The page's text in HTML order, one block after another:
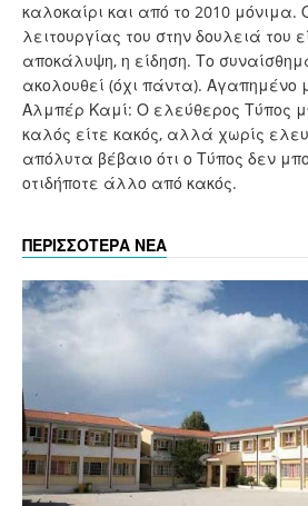
καλοκαίρι και από το 2010 μόνιμα.
λειτουργίας του στην δουλειά του
αποκάλυψη, η είδηση. Το
ακολουθεί (όχι πάντα). Αγαπημένο
Αλμπέρ Καμί: Ο ελεύθερος Τύπος
καλός είτε κακός, αλλά χωρίς
απόλυτα βέβαιο ότι ο Τύπος δεν
οτιδήποτε άλλο από κακός.
ΠΕΡΙΣΣΟΤΕΡΑ ΝΕΑ